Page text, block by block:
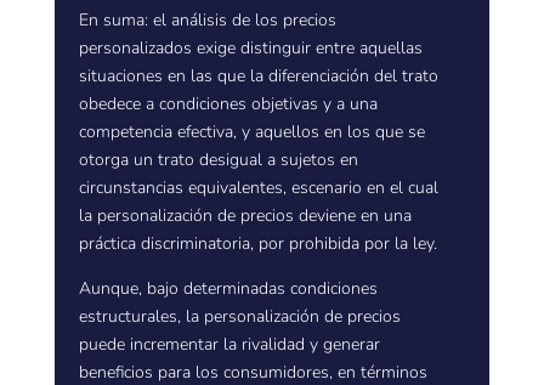
En suma: el análisis de los precios
personalizados exige distinguir entre aquellas
situaciones en las que la diferenciación del trato
obedece a condiciones objetivas y a una
competencia efectiva, y aquellos en los que se
otorga un trato desigual a sujetos en
circunstancias equivalentes, escenario en el cual
la personalización de precios deviene en una
práctica discriminatoria, por prohibida por la ley.
Aunque, bajo determinadas condiciones
estructurales, la personalización de precios
puede incrementar la rivalidad y generar
beneficios para los consumidores, en términos